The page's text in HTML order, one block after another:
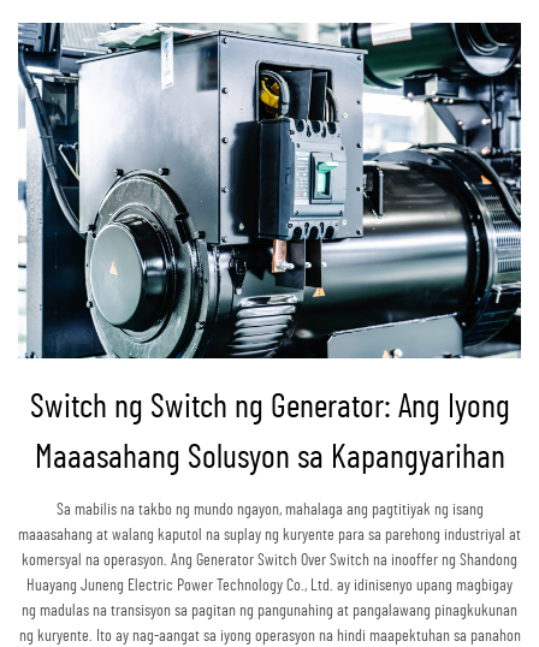
Switch ng Switch ng Generator: Ang Iyong
Maaasahang Solusyon sa Kapangyarihan
Sa mabilis na takbo ng mundo ngayon, mahalaga ang pagtitiyak ng isang
maaasahang at walang kaputol na suplay ng kuryente para sa parehong industriyal at
komersyal na operasyon. Ang Generator Switch Over Switch na inooffer ng Shandong
Huayang Juneng Electric Power Technology Co., Ltd. ay idinisenyo upang magbigay
ng madulas na transisyon sa pagitan ng pangunahing at pangalawang pinagkukunan
ng kuryente. Ito ay nag-aangat sa iyong operasyon na hindi maapektuhan sa panahon